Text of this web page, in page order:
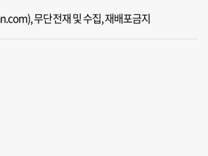
무단전재 및 수집, 재배포금지